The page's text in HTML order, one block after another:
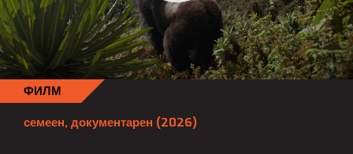
ФИЛМ
семеен, документарен (2026)